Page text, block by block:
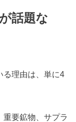
話題な
る理由は、単に4
重要鉱物、サプラ